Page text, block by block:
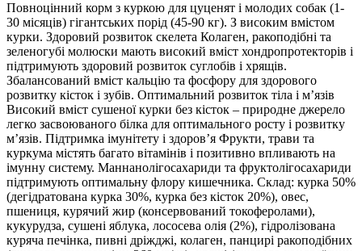
Повноцінний корм з куркою для цуценят і молодих собак (1-
30 місяців) гігантських порід (45-90 кг). З високим вмістом
курки. Здоровий розвиток скелета Колаген, ракоподібні та
зеленогубі молюски мають високий вміст хондропротекторів і
підтримують здоровий розвиток суглобів і хрящів.
Збалансований вміст кальцію та фосфору для здорового
розвитку кісток і зубів. Оптимальний розвиток тіла і м’язів
Високий вміст сушеної курки без кісток – природне джерело
легко засвоюваного білка для оптимального росту і розвитку
м’язів. Підтримка імунітету і здоров’я Фрукти, трави та
куркума містять багато вітамінів і позитивно впливають на
імунну систему. Маннанолігосахариди та фруктолігосахариди
підтримують оптимальну флору кишечника. Склад: курка 50%
(дегідратована курка 30%, курка без кісток 20%), овес,
пшениця, курячий жир (консервований токоферолами),
кукурудза, сушені яблука, лососева олія (2%), гідролізована
куряча печінка, пивні дріжджі, колаген, панцирі ракоподібних